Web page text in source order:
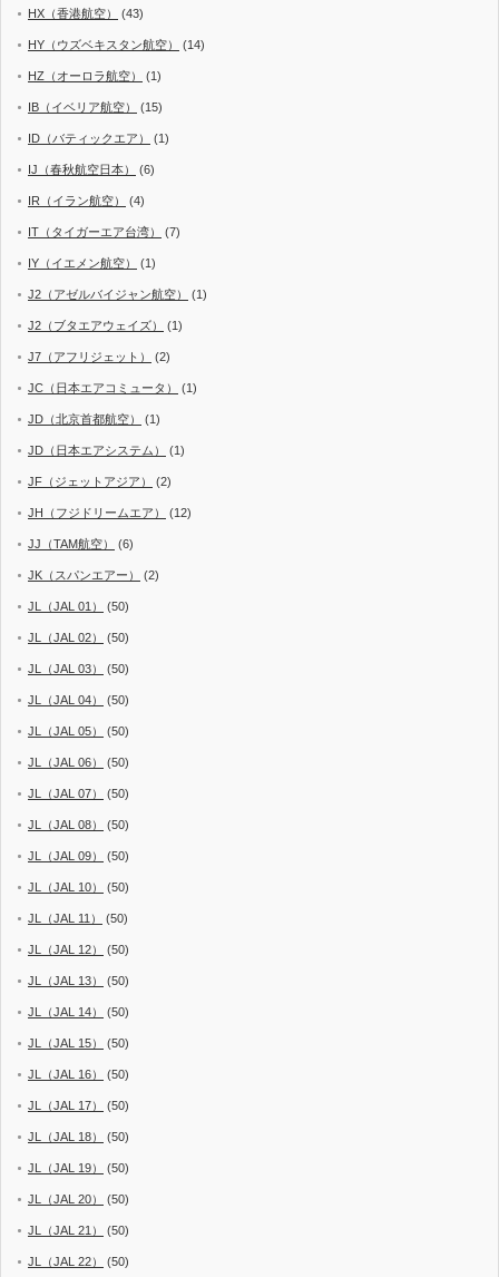
HX（香港航空） (43)
HY（ウズベキスタン航空） (14)
HZ（オーロラ航空） (1)
IB（イベリア航空） (15)
ID（バティックエア） (1)
IJ（春秋航空日本） (6)
IR（イラン航空） (4)
IT（タイガーエア台湾） (7)
IY（イエメン航空） (1)
J2（アゼルバイジャン航空） (1)
J2（ブタエアウェイズ） (1)
J7（アフリジェット） (2)
JC（日本エアコミュータ） (1)
JD（北京首都航空） (1)
JD（日本エアシステム） (1)
JF（ジェットアジア） (2)
JH（フジドリームエア） (12)
JJ（TAM航空） (6)
JK（スパンエアー） (2)
JL（JAL 01） (50)
JL（JAL 02） (50)
JL（JAL 03） (50)
JL（JAL 04） (50)
JL（JAL 05） (50)
JL（JAL 06） (50)
JL（JAL 07） (50)
JL（JAL 08） (50)
JL（JAL 09） (50)
JL（JAL 10） (50)
JL（JAL 11） (50)
JL（JAL 12） (50)
JL（JAL 13） (50)
JL（JAL 14） (50)
JL（JAL 15） (50)
JL（JAL 16） (50)
JL（JAL 17） (50)
JL（JAL 18） (50)
JL（JAL 19） (50)
JL（JAL 20） (50)
JL（JAL 21） (50)
JL（JAL 22） (50)